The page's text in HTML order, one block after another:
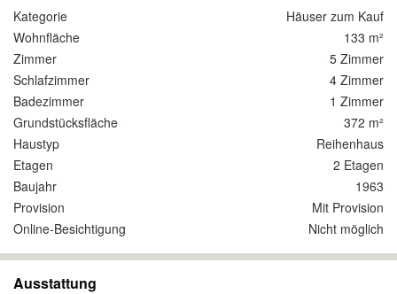
Kategorie
Häuser zum Kauf
Wohnfläche
133 m²
Zimmer
5 Zimmer
Schlafzimmer
4 Zimmer
Badezimmer
1 Zimmer
Grundstücksfläche
372 m²
Haustyp
Reihenhaus
Etagen
2 Etagen
Baujahr
1963
Provision
Mit Provision
Online-Besichtigung
Nicht möglich
Ausstattung